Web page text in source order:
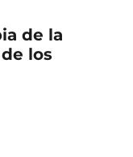
de la
los